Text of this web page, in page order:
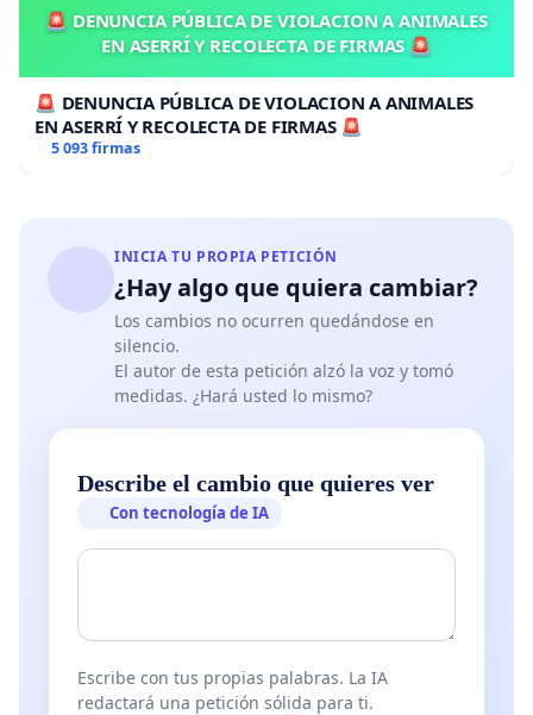
🚨 DENUNCIA PÚBLICA DE VIOLACION A ANIMALES
EN ASERRÍ Y RECOLECTA DE FIRMAS 🚨
🚨 DENUNCIA PÚBLICA DE VIOLACION A ANIMALES
EN ASERRÍ Y RECOLECTA DE FIRMAS 🚨
5 093 firmas
INICIA TU PROPIA PETICIÓN
¿Hay algo que quiera cambiar?
Los cambios no ocurren quedándose en
silencio.
El autor de esta petición alzó la voz y tomó
medidas. ¿Hará usted lo mismo?
Describe el cambio que quieres ver
Con tecnología de IA
Escribe con tus propias palabras. La IA
redactará una petición sólida para ti.